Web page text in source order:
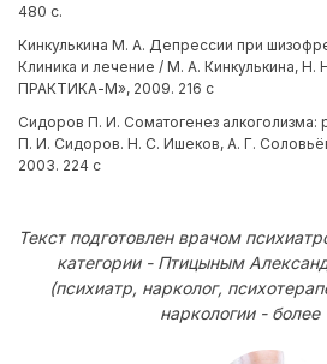
480 с.
Кинкулькина М. А. Депрессии при
Клиника и лечение / М. А. Кинкулькина,
ПРАКТИКА-М», 2009. 216 с
Сидоров П. И. Соматогенез алкоголизма:
П. И. Сидоров. Н. С. Ишеков, А. Г.
2003. 224 с
Текст подготовлен врачом
категории - Птицыным
(психиатр, нарколог,
наркологии - более